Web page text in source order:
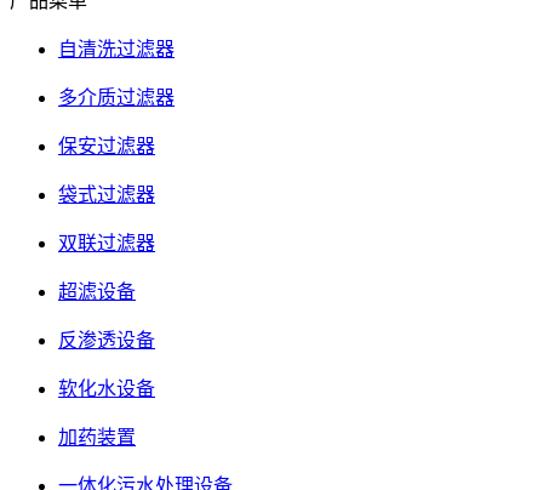
自清洗过滤器
多介质过滤器
保安过滤器
袋式过滤器
双联过滤器
超滤设备
反渗透设备
软化水设备
加药装置
一体化污水处理设备